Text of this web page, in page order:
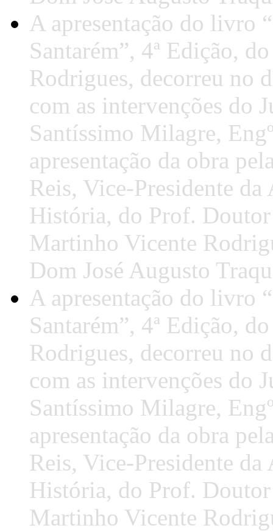
A apresentação do livro
Santarém”, 4ª Edição,
Rodrigues, decorreu no
com as intervenções do
Santíssimo Milagre,
apresentação da obra
Reis, Vice-Presidente da
História, do Prof.
Martinho Vicente
Dom José Augusto
A apresentação do livro
Santarém”, 4ª Edição,
Rodrigues, decorreu no
com as intervenções do
Santíssimo Milagre,
apresentação da obra
Reis, Vice-Presidente da
História, do Prof.
Martinho Vicente